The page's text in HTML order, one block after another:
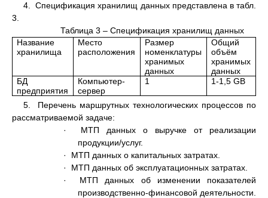
4. Спецификация хранилищ данных представлена в табл.
3.
Таблица 3 – Спецификация хранилищ данных
Название
хранилища
Место
расположения
Размер
номенклатуры
хранимых
данных
Общий
объём
хранимых
данных
БД
предприятия
Компьютер-
сервер
1 1-1,5 GB
5. Перечень маршрутных технологических процессов по
рассматриваемой задаче:
· МТП данных о выручке от реализации
продукции/услуг.
· МТП данных о капитальных затратах.
· МТП данных об эксплуатационных затратах.
· МТП данных об изменении показателей
производственно-финансовой деятельности.